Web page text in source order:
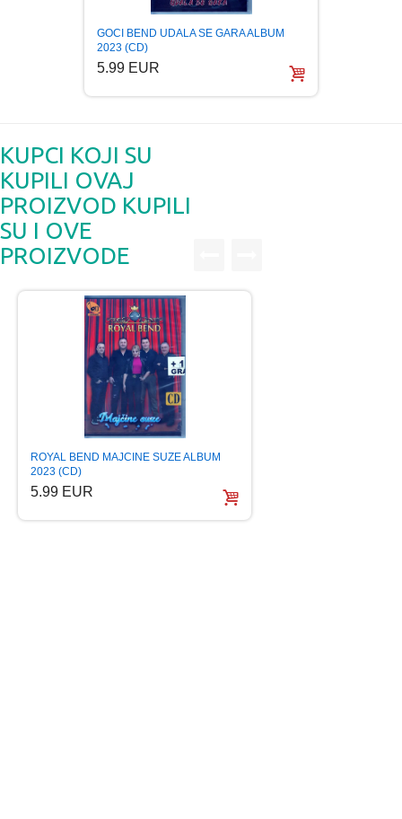
GOCI BEND UDALA SE GARA ALBUM
2023 (CD)
5.99 EUR
KUPCI KOJI SU
KUPILI OVAJ
PROIZVOD KUPILI
SU I OVE
PROIZVODE
ROYAL BEND MAJCINE SUZE ALBUM
2023 (CD)
5.99 EUR